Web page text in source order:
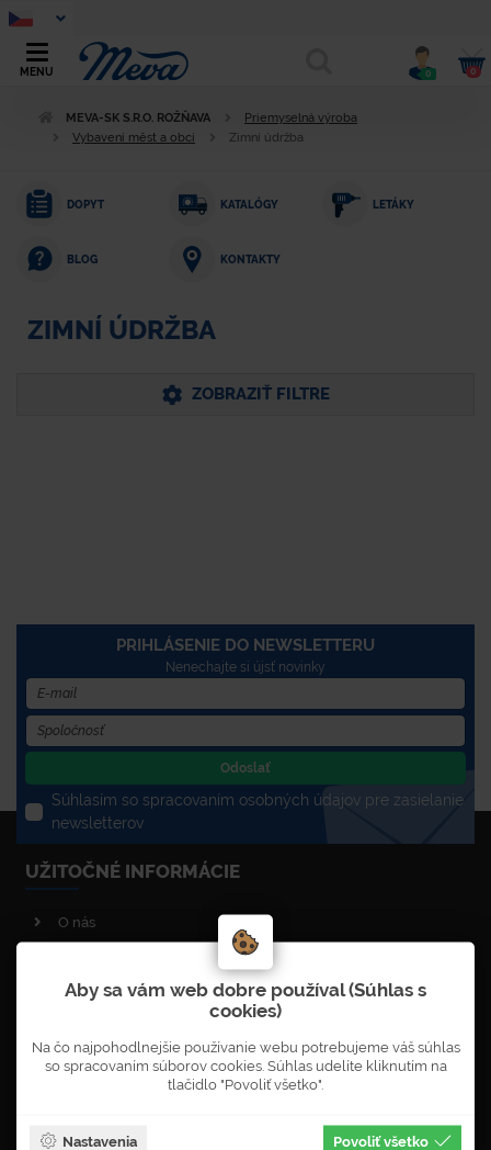
MENU 0 0
MEVA-SK S.R.O. ROŽŇAVA
Priemyselná výroba
Vybavení měst a obcí
Zimní údržba
DOPYT KATALÓGY LETÁKY
BLOG KONTAKTY
ZIMNÍ ÚDRŽBA
ZOBRAZIŤ FILTRE
PRIHLÁSENIE DO NEWSLETTERU
Nenechajte si újsť novinky
Odoslať
Súhlasím so spracovaním osobných údajov pre zasielanie
newsletterov
UŽITOČNÉ INFORMÁCIE
O nás
Objednávka newsletterů
Obnova lesa
Enviromentálna politika
ISO certifikáty
Aby sa vám web dobre používal (Súhlas s
cookies)
Na čo najpohodlnejšie používanie webu potrebujeme váš súhlas
so spracovaním súborov cookies. Súhlas udelíte kliknutím na
tlačidlo "Povoliť všetko".
Nastavenia Povoliť všetko